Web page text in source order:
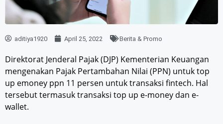
aditiya1920 April 25, 2022 Berita & Promo
Direktorat Jenderal Pajak (DJP) Kementerian Keuangan
mengenakan Pajak Pertambahan Nilai (PPN) untuk top
up emoney ppn 11 persen untuk transaksi fintech. Hal
tersebut termasuk transaksi top up e-money dan e-
wallet.